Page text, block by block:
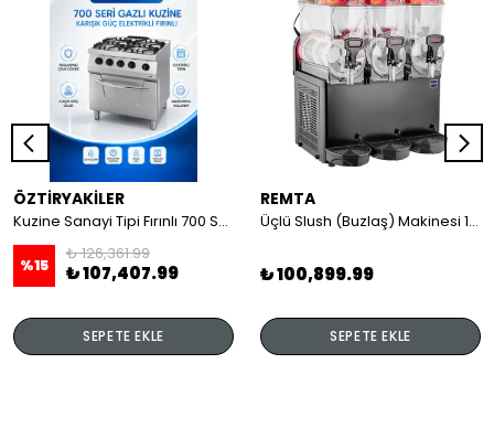
ÖZTİRYAKİLER
Kuzine Sanayi Tipi Fırınlı 700 Seri Gazlı 4 Açık Ateş 80x70x85 (Lp)-2X6Kw+2X7,5Kw+6Kw Elektrikli Fırın
%15
₺ 126,361.99
₺ 107,407.99
SEPETE EKLE
REMTA
Üçlü Slush (Buzlaş) Makinesi 12+12+12 lt
₺ 100,899.99
SEPETE EKLE